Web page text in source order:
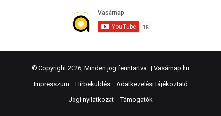
© Copyright 2026, Minden jog fenntartva! | Vasárnap.hu
Impresszum Hírbeküldés Adatkezelési tájékoztató
Jogi nyilatkozat Támogatók